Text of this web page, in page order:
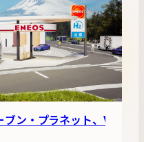
ブン・プラネット、